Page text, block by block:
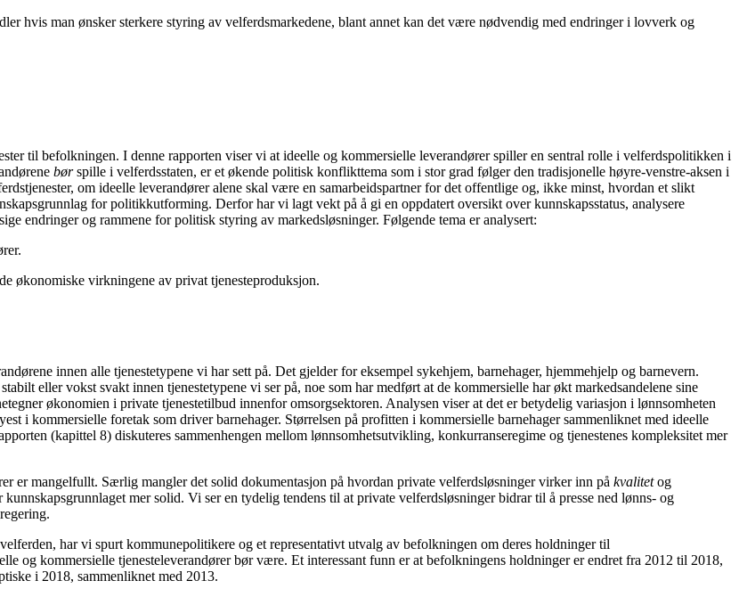
hvis man ønsker sterkere styring av velferdsmarkedene, blant annet kan det være nødvendig med endringer i lovverk og
til befolkningen. I denne rapporten viser vi at ideelle og kommersielle leverandører spiller en sentral rolle i velferdspolitikken i
børspille i velferdsstaten, er et økende politisk konflikttema som i stor grad følger den tradisjonelle høyre-venstre-aksen i
om ideelle leverandører alene skal være en samarbeidspartner for det offentlige og, ikke minst, hvordan et slikt
for politikkutforming. Derfor har vi lagt vekt på å gi en oppdatert oversikt over kunnskapsstatus, analysere
endringer og rammene for politisk styring av markedsløsninger. Følgende tema er analysert:
økonomiske virkningene av privat tjenesteproduksjon.
innen alle tjenestetypene vi har sett på. Det gjelder for eksempel sykehjem, barnehager, hjemmehjelp og barnevern.
eller vokst svakt innen tjenestetypene vi ser på, noe som har medført at de kommersielle har økt markedsandelene sine
økonomien i private tjenestetilbud innenfor omsorgsektoren. Analysen viser at det er betydelig variasjon i lønnsomheten
i kommersielle foretak som driver barnehager. Størrelsen på profitten i kommersielle barnehager sammenliknet med ideelle
(kapittel 8) diskuteres sammenhengen mellom lønnsomhetsutvikling, konkurranseregime og tjenestenes kompleksitet mer
er mangelfullt. Særlig mangler det solid dokumentasjon på hvordan private velferdsløsninger virker inn på kvalitetog
kunnskapsgrunnlaget mer solid. Vi ser en tydelig tendens til at private velferdsløsninger bidrar til å presse ned lønns- og
har vi spurt kommunepolitikere og et representativt utvalg av befolkningen om deres holdninger til
og kommersielle tjenesteleverandører bør være. Et interessant funn er at befolkningens holdninger er endret fra 2012 til 2018,
i 2018, sammenliknet med 2013.